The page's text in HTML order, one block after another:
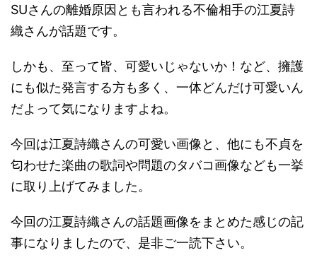
SUさんの離婚原因とも言われる不倫相手の江夏詩
織さんが話題です。
しかも、至って皆、可愛いじゃないか！など、擁護
にも似た発言する方も多く、一体どんだけ可愛いん
だよって気になりますよね。
今回は江夏詩織さんの可愛い画像と、他にも不貞を
匂わせた楽曲の歌詞や問題のタバコ画像なども一挙
に取り上げてみました。
今回の江夏詩織さんの話題画像をまとめた感じの記
事になりましたので、是非ご一読下さい。